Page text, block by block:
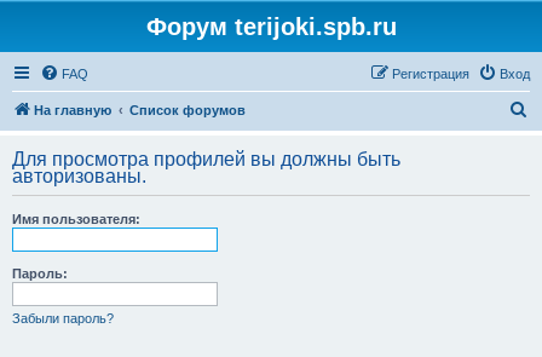
Форум terijoki.spb.ru
FAQ Вход
Регистрация
На главную Список форумов
с
Для просмотра профилей вы должны быть
авторизованы.
Имя пользователя:
Пароль:
Забыли пароль?